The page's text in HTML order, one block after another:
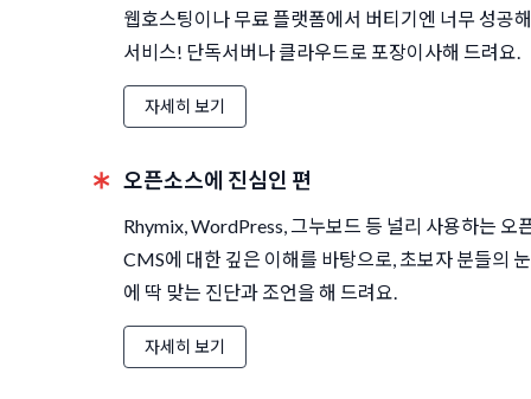
웹호스팅이나 무료 플랫폼에서 버티기엔 너무 성공
서비스! 단독서버나 클라우드로 포장이사해 드려요.
자세히 보기
오픈소스에 진심인 편
Rhymix, WordPress, 그누보드 등 널리 사용하는 오
CMS에 대한 깊은 이해를 바탕으로, 초보자 분들의
에 딱 맞는 진단과 조언을 해 드려요.
자세히 보기